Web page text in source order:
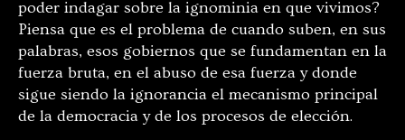
poder indagar sobre la ignominia en que vivimos?
Piensa que es el problema de cuando suben, en sus
palabras, esos gobiernos que se fundamentan en la
fuerza bruta, en el abuso de esa fuerza y donde
sigue siendo la ignorancia el mecanismo principal
de la democracia y de los procesos de elección.